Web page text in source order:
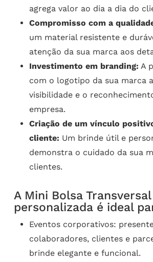
agrega valor ao dia a dia do
Compromisso com a
um material resistente e
atenção da sua marca aos
Investimento em branding: A
com o logotipo da sua marca
visibilidade e o
empresa.
Criação de um vínculo
cliente: Um brinde útil e
demonstra o cuidado da sua
clientes.
A Mini Bolsa
personalizada é ideal
Eventos corporativos:
colaboradores, clientes e
brinde elegante e funcional.